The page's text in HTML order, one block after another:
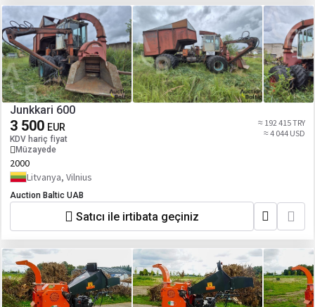
Junkkari 600
3 500 EUR
KDV hariç fiyat
Müzayede
≈ 192 415 TRY
≈ 4 044 USD
2000
Litvanya, Vilnius
Auction Baltic UAB
Satıcı ile irtibata geçiniz